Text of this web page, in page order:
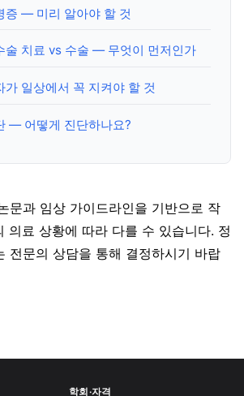
증 — 미리 알아야 할 것
술 치료 vs 수술 — 무엇이 먼저인가
가 일상에서 꼭 지켜야 할 것
— 어떻게 진단하나요?
문과 임상 가이드라인을 기반으로 작
의료 상황에 따라 다를 수 있습니다. 정
전문의 상담을 통해 결정하시기 바랍
학회·자격